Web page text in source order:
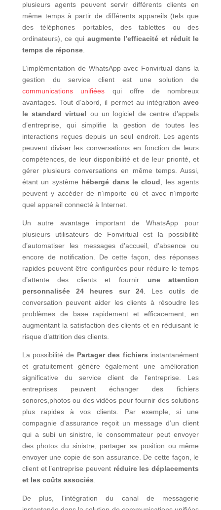
plusieurs agents peuvent servir différents clients en
même temps à partir de différents appareils (tels que
des téléphones portables, des tablettes ou des
ordinateurs), ce qui augmente l’efficacité et réduit le
temps de réponse.
L’implémentation de WhatsApp avec Fonvirtual dans la
gestion du service client est une solution de
communications unifiées qui offre de nombreux
avantages. Tout d’abord, il permet au intégration avec
le standard virtuel ou un logiciel de centre d’appels
d’entreprise, qui simplifie la gestion de toutes les
interactions reçues depuis un seul endroit. Les agents
peuvent diviser les conversations en fonction de leurs
compétences, de leur disponibilité et de leur priorité, et
gérer plusieurs conversations en même temps. Aussi,
étant un système hébergé dans le cloud , les agents
peuvent y accéder de n’importe où et avec n’importe
quel appareil connecté à Internet.
Un autre avantage important de WhatsApp pour
plusieurs utilisateurs de Fonvirtual est la possibilité
d’automatiser les messages d’accueil, d’absence ou
encore de notification. De cette façon, des réponses
rapides peuvent être configurées pour réduire le temps
d’attente des clients et fournir une attention
personnalisée 24 heures sur 24 . Les outils de
conversation peuvent aider les clients à résoudre les
problèmes de base rapidement et efficacement, en
augmentant la satisfaction des clients et en réduisant le
risque d’attrition des clients.
La possibilité de Partager des fichiers instantanément
et gratuitement génère également une amélioration
significative du service client de l’entreprise. Les
entreprises peuvent échanger des fichiers
sonores,photos ou des vidéos pour fournir des solutions
plus rapides à vos clients. Par exemple, si une
compagnie d’assurance reçoit un message d’un client
qui a subi un sinistre, le consommateur peut envoyer
des photos du sinistre, partager sa position ou même
envoyer une copie de son assurance. De cette façon, le
client et l’entreprise peuvent réduire les déplacements
et les coûts associés
De plus, l’intégration du canal de messagerie